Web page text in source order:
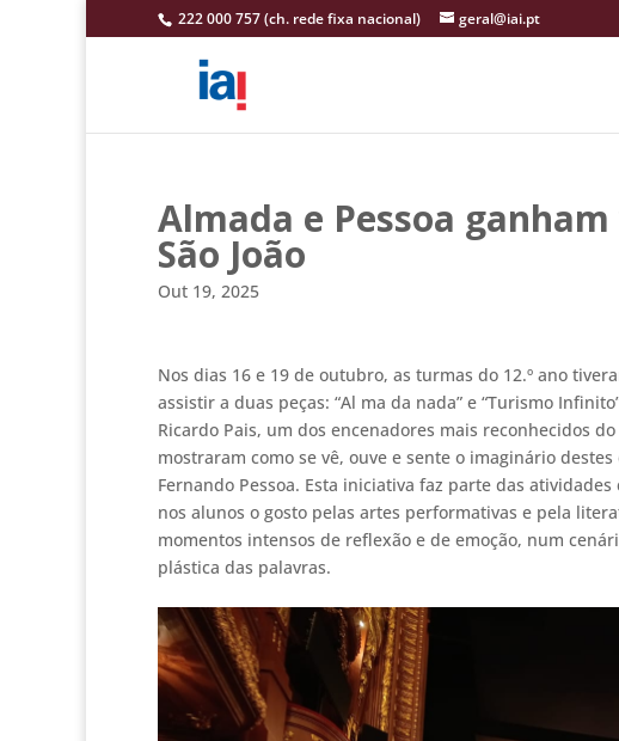
222 000 757 (ch. rede fixa nacional) geral@iai.pt
Almada e Pessoa
São João
Out 19, 2025
Nos dias 16 e 19 de outubro, as turmas do 12.º ano
assistir a duas peças: “Al ma da nada” e “Turismo
Ricardo Pais, um dos encenadores mais reconhecidos
mostraram como se vê, ouve e sente o imaginário
Fernando Pessoa. Esta iniciativa faz parte das
nos alunos o gosto pelas artes performativas e pela
momentos intensos de reflexão e de emoção, num
plástica das palavras.